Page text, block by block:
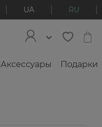
UA RU
Аксессуары Подарки